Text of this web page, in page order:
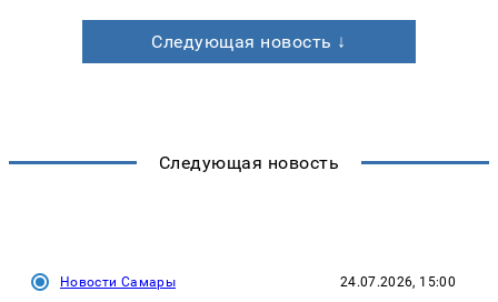
Следующая новость ↓
Следующая новость
Новости Самары 24.07.2026, 15:00